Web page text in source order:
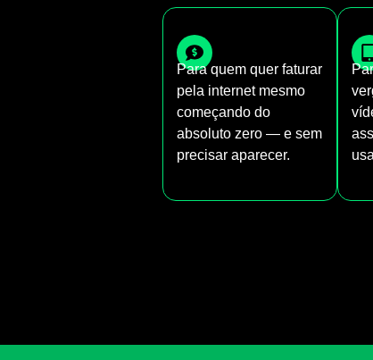
Para quem quer faturar
pela internet mesmo
começando do
absoluto zero — e sem
precisar aparecer.